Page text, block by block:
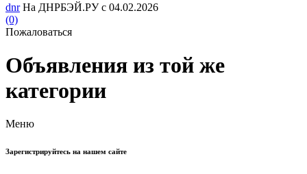
dnr На ДНРБЭЙ.РУ с 04.02.2026
(0)
Пожаловаться
Объявления из той же
категории
Меню
Зарегистрируйтесь на нашем сайте